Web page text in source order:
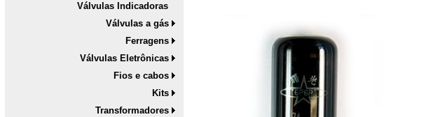
Válvulas Indicadoras
Válvulas a gás
Ferragens
Válvulas Eletrônicas
Fios e cabos
Kits
Transformadores